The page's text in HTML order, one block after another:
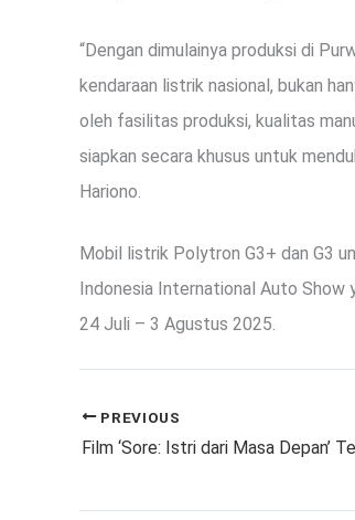
“Dengan dimulainya produksi di
kendaraan listrik nasional, bukan
oleh fasilitas produksi, kualitas
siapkan secara khusus untuk
Hariono.
Mobil listrik Polytron G3+ dan G3
Indonesia International Auto Show
24 Juli – 3 Agustus 2025.
PREVIOUS